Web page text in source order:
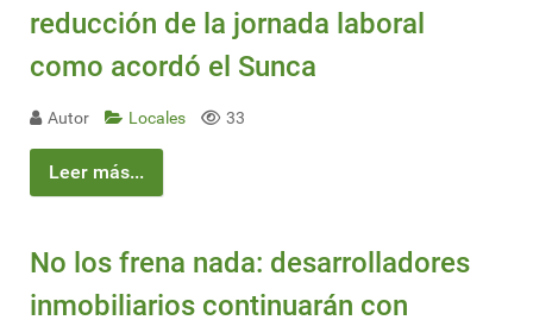
reducción de la jornada laboral
como acordó el Sunca
Autor Locales 33
Leer más...
No los frena nada: desarrolladores
inmobiliarios continuarán con